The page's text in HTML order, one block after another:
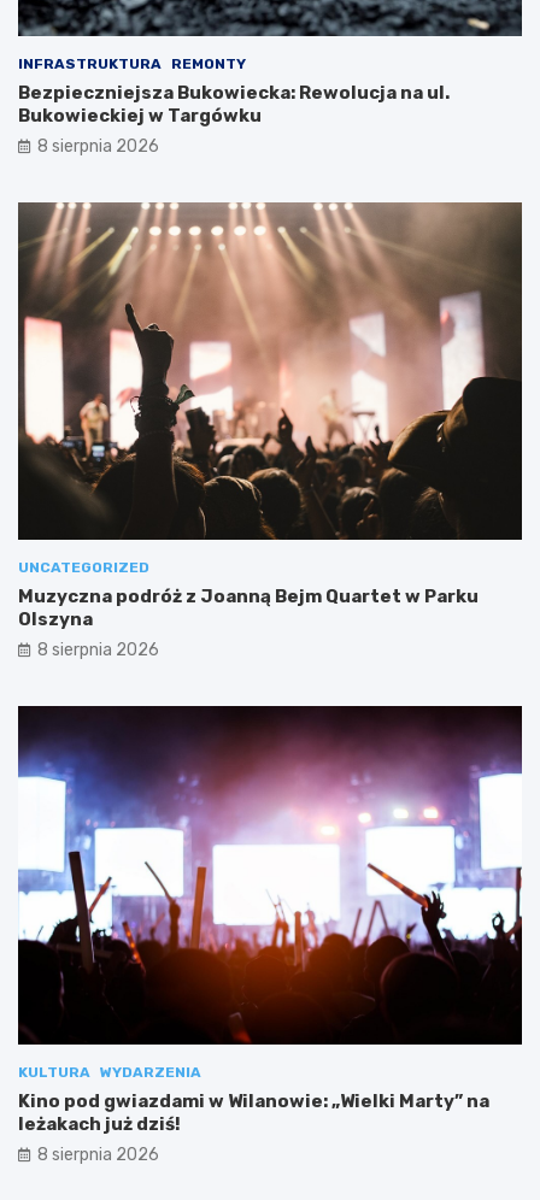
INFRASTRUKTURA REMONTY
Bezpieczniejsza Bukowiecka: Rewolucja na ul.
Bukowieckiej w Targówku
8 sierpnia 2026
UNCATEGORIZED
Muzyczna podróż z Joanną Bejm Quartet w Parku
Olszyna
8 sierpnia 2026
KULTURA WYDARZENIA
Kino pod gwiazdami w Wilanowie: „Wielki Marty” na
leżakach już dziś!
8 sierpnia 2026